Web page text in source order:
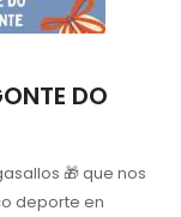
DO
🎁 que nos
deporte en